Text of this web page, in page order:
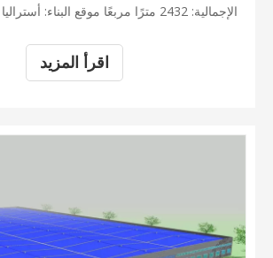
الإجمالية: 2432 مترًا مربعًا موقع البناء:
اقرأ المزيد